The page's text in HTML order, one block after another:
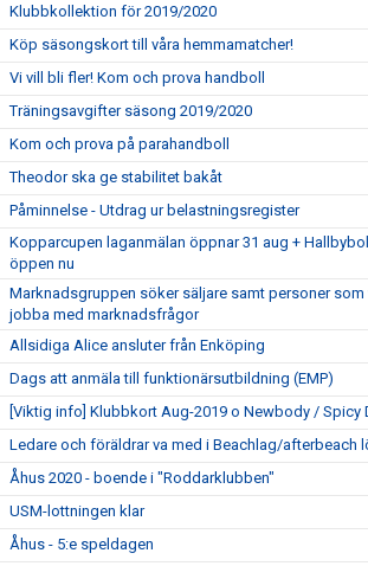
Klubbkollektion för 2019/2020
Köp säsongskort till våra hemmamatcher!
Vi vill bli fler! Kom och prova handboll
Träningsavgifter säsong 2019/2020
Kom och prova på parahandboll
Theodor ska ge stabilitet bakåt
Påminnelse - Utdrag ur belastningsregister
Kopparcupen laganmälan öppnar 31 aug +
öppen nu
Marknadsgruppen söker säljare samt personer som
jobba med marknadsfrågor
Allsidiga Alice ansluter från Enköping
Dags att anmäla till funktionärsutbildning (EMP)
[Viktig info] Klubbkort Aug-2019 o Newbody / Spicy
Ledare och föräldrar va med i Beachlag/afterbeach
Åhus 2020 - boende i "Roddarklubben"
USM-lottningen klar
Åhus - 5:e speldagen